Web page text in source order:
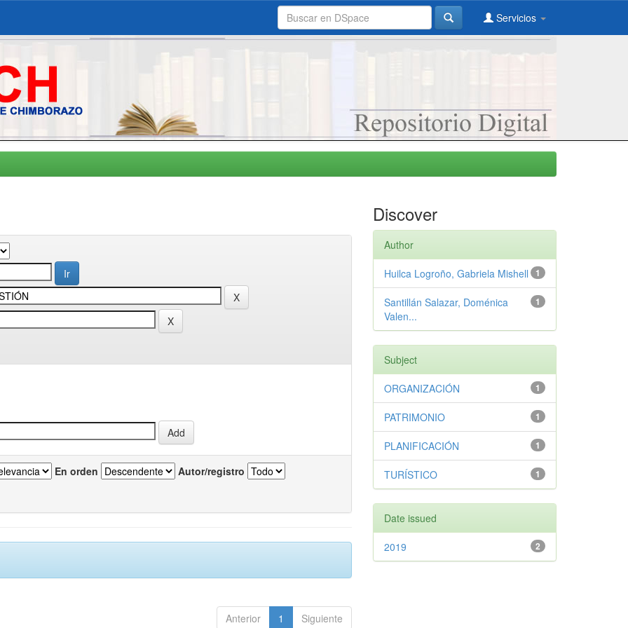
Servicios
En orden Autor/registro
Anterior 1 Siguiente
Discover
Author
1
Huilca Logroño, Gabriela Mishell
1
Santillán Salazar, Doménica
Valen...
Subject
1
ORGANIZACIÓN
1
PATRIMONIO
1
PLANIFICACIÓN
1
TURÍSTICO
Date issued
2
2019